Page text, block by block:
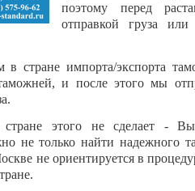
поэтому перед
отправкой груза или
стране импорта/экспорта
и после этого мы
этого не сделает -
не только найти надежного
не ориентируется в